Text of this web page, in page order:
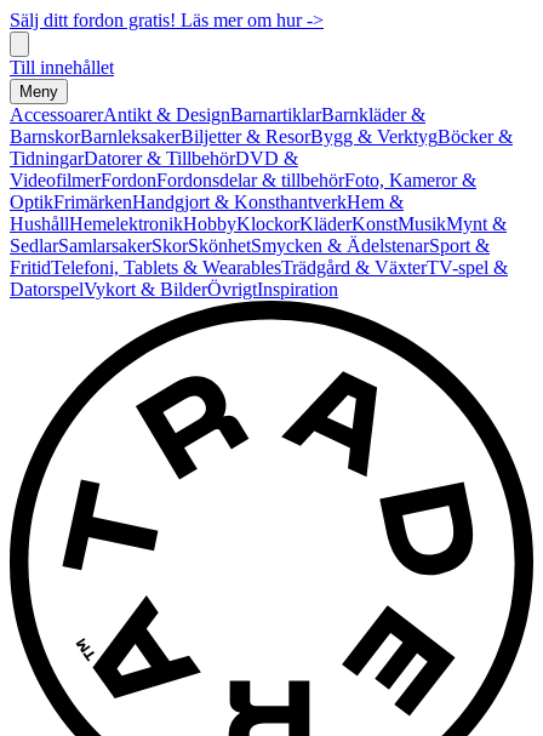
Sälj ditt fordon gratis! Läs mer om hur ->
Till innehållet
Meny
AccessoarerAntikt & DesignBarnartiklarBarnkläder &
BarnskorBarnleksakerBiljetter & ResorBygg & VerktygBöcker &
TidningarDatorer & TillbehörDVD &
VideofilmerFordonFordonsdelar & tillbehörFoto, Kameror &
OptikFrimärkenHandgjort & KonsthantverkHem &
HushållHemelektronikHobbyKlockorKläderKonstMusikMynt &
SedlarSamlarsakerSkorSkönhetSmycken & ÄdelstenarSport &
FritidTelefoni, Tablets & WearablesTrädgård & VäxterTV-spel &
DatorspelVykort & BilderÖvrigtInspiration